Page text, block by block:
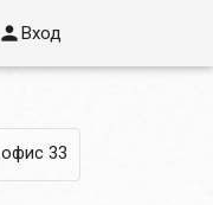
Вход
33